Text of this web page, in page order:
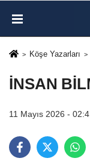
Köşe Yazarları
İNSAN
11 Mayıs 2026 -